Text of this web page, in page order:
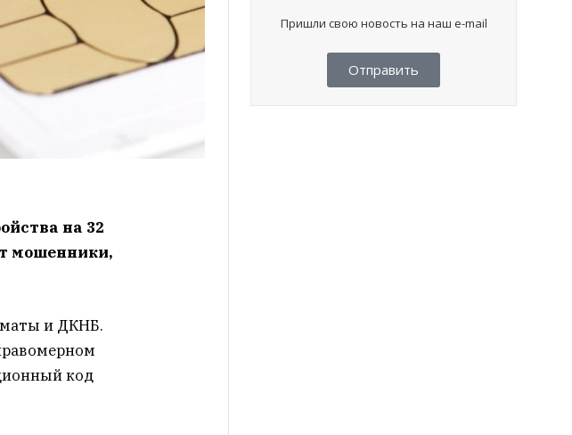
на 32
мошенники,
и ДКНБ.
код
Пришли свою новость на наш e-mail
Отправить